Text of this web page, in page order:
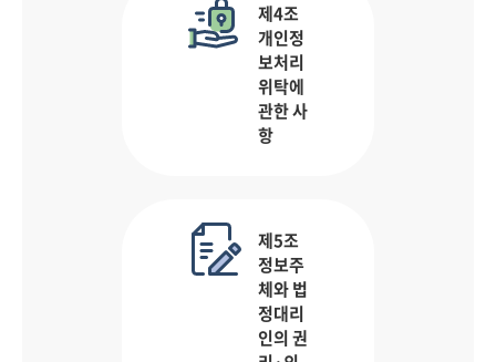
제4조
개인정
보처리
위탁에
관한 사
항
제5조
정보주
체와 법
정대리
인의 권